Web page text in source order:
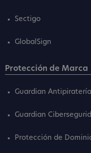
Sectigo
GlobalSign
Protección de Marca
Guardian Antipiratería
Guardian
Protección de